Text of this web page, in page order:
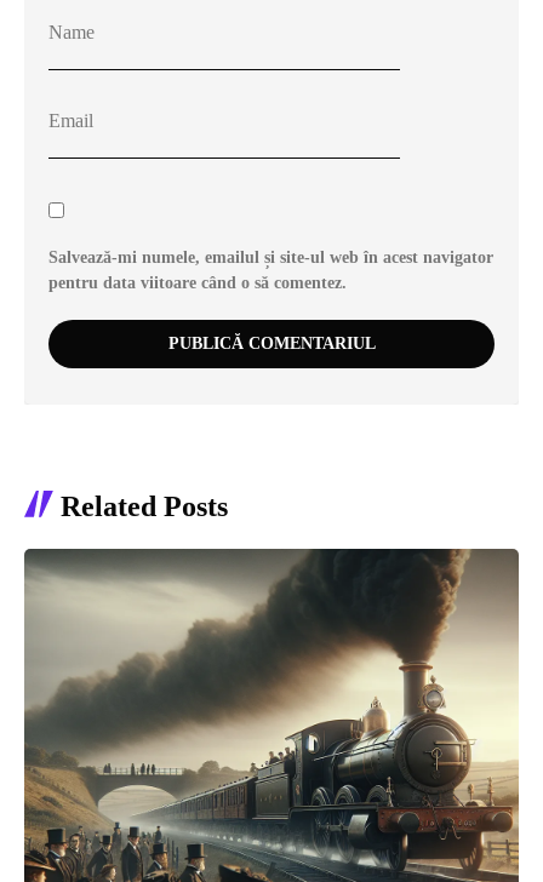
Salvează-mi numele, emailul și site-ul web în acest navigator
pentru data viitoare când o să comentez.
Related Posts